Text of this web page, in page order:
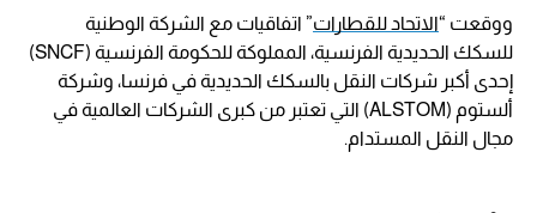
ووقعت “الاتحاد للقطارات” اتفاقيات مع الشركة الوطنية
للسكك الحديدية الفرنسية، المملوكة للحكومة الفرنسية (SNCF)
إحدى أكبر شركات النقل بالسكك الحديدية في فرنسا، وشركة
ألستوم (ALSTOM) التي تعتبر من كبرى الشركات العالمية في
مجال النقل المستدام.